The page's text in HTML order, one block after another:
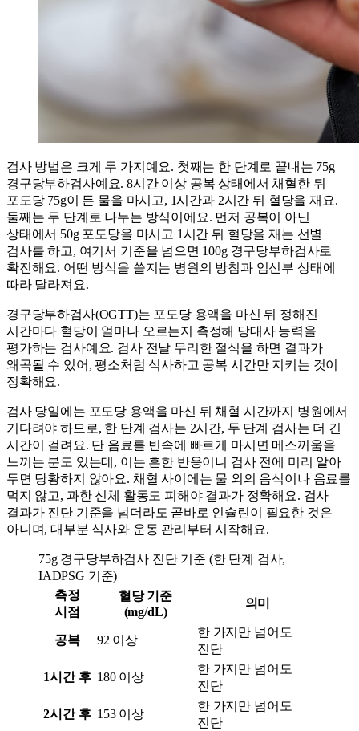
검사 방법은 크게 두 가지예요. 첫째는 한 단계로 끝내는 75g
경구당부하검사예요. 8시간 이상 공복 상태에서 채혈한 뒤
포도당 75g이 든 물을 마시고, 1시간과 2시간 뒤 혈당을 재요.
둘째는 두 단계로 나누는 방식이에요. 먼저 공복이 아닌
상태에서 50g 포도당을 마시고 1시간 뒤 혈당을 재는 선별
검사를 하고, 여기서 기준을 넘으면 100g 경구당부하검사로
확진해요. 어떤 방식을 쓸지는 병원의 방침과 임신부 상태에
따라 달라져요.
경구당부하검사(OGTT)는 포도당 용액을 마신 뒤 정해진
시간마다 혈당이 얼마나 오르는지 측정해 당대사 능력을
평가하는 검사예요. 검사 전날 무리한 절식을 하면 결과가
왜곡될 수 있어, 평소처럼 식사하고 공복 시간만 지키는 것이
정확해요.
검사 당일에는 포도당 용액을 마신 뒤 채혈 시간까지 병원에서
기다려야 하므로, 한 단계 검사는 2시간, 두 단계 검사는 더 긴
시간이 걸려요. 단 음료를 빈속에 빠르게 마시면 메스꺼움을
느끼는 분도 있는데, 이는 흔한 반응이니 검사 전에 미리 알아
두면 당황하지 않아요. 채혈 사이에는 물 외의 음식이나 음료를
먹지 않고, 과한 신체 활동도 피해야 결과가 정확해요. 검사
결과가 진단 기준을 넘더라도 곧바로 인슐린이 필요한 것은
아니며, 대부분 식사와 운동 관리부터 시작해요.
75g 경구당부하검사 진단 기준 (한 단계 검사,
IADPSG 기준)
측정
시점
혈당 기준
(mg/dL)
의미
공복 92 이상
한 가지만 넘어도
진단
1시간 후 180 이상
한 가지만 넘어도
진단
2시간 후 153 이상
한 가지만 넘어도
진단